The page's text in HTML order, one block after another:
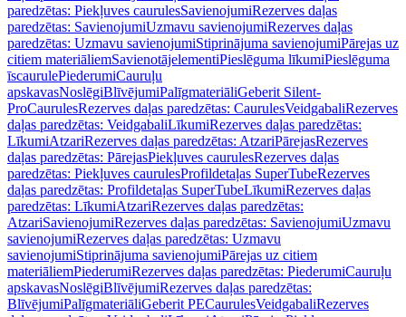
paredzētas: Piekļuves caurulesSavienojumiRezerves daļas
paredzētas: SavienojumiUzmavu savienojumiRezerves daļas
paredzētas: Uzmavu savienojumiStiprinājuma savienojumiPārejas uz
citiem materiāliemSavienotājelementiPieslēguma līkumiPieslēguma
īscaurulePiederumiCauruļu
apskavasNoslēgiBlīvējumiPalīgmateriāliGeberit Silent-
ProCaurulesRezerves daļas paredzētas: CaurulesVeidgabaliRezerves
daļas paredzētas: VeidgabaliLīkumiRezerves daļas paredzētas:
LīkumiAtzariRezerves daļas paredzētas: AtzariPārejasRezerves
daļas paredzētas: PārejasPiekļuves caurulesRezerves daļas
paredzētas: Piekļuves caurulesProfildetaļas SuperTubeRezerves
daļas paredzētas: Profildetaļas SuperTubeLīkumiRezerves daļas
paredzētas: LīkumiAtzariRezerves daļas paredzētas:
AtzariSavienojumiRezerves daļas paredzētas: SavienojumiUzmavu
savienojumiRezerves daļas paredzētas: Uzmavu
savienojumiStiprinājuma savienojumiPārejas uz citiem
materiāliemPiederumiRezerves daļas paredzētas: PiederumiCauruļu
apskavasNoslēgiBlīvējumiRezerves daļas paredzētas:
BlīvējumiPalīgmateriāliGeberit PECaurulesVeidgabaliRezerves